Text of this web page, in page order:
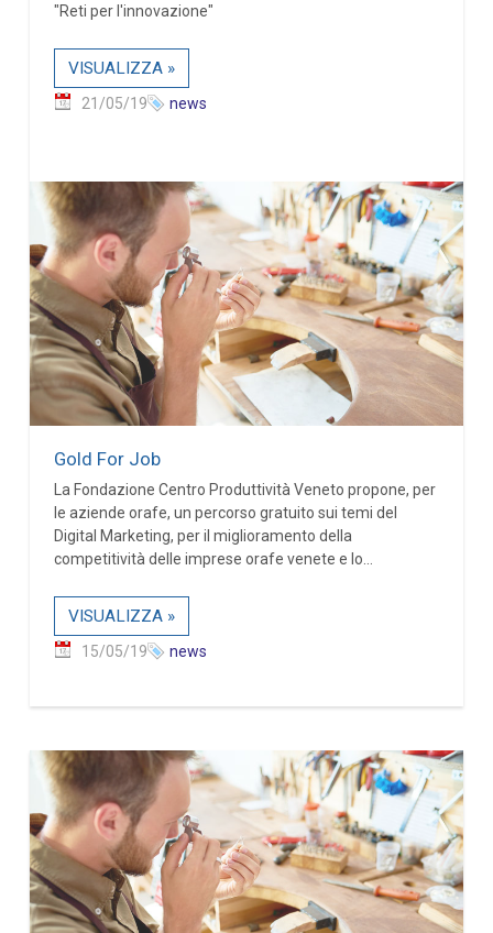
"Reti per l'innovazione"
VISUALIZZA »
21/05/19 news
Gold For Job
La Fondazione Centro Produttività Veneto propone, per
le aziende orafe, un percorso gratuito sui temi del
Digital Marketing, per il miglioramento della
competitività delle imprese orafe venete e lo...
VISUALIZZA »
15/05/19 news